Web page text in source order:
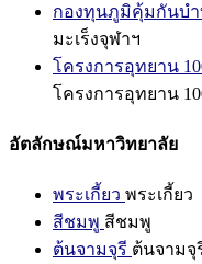
กองทุนภูมิคุ้มกันบำ
มะเร็งจุฬาฯ
โครงการอุทยาน
โครงการอุทยาน
อัตลักษณ์มหาวิทยาลัย
พระเกี้ยว พระเกี้ยว
สีชมพู สีชมพู
ต้นจามจุรี ต้นจามจุ